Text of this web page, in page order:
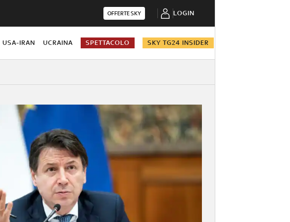
OFFERTE SKY LOGIN
USA-IRAN UCRAINA SPETTACOLO SKY TG24 INSIDER